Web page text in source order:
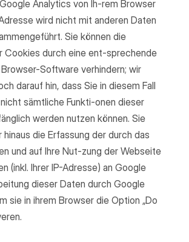
Analytics von Ih-rem Browser
wird nicht mit anderen Daten
Sie können die
Cookies durch eine ent-sprechende
Software verhindern; wir
darauf hin, dass Sie in diesem Fall
sämtliche Funkti-onen dieser
werden nutzen können. Sie
hinaus die Erfassung der durch das
und auf Ihre Nut-zung der Webseite
(inkl. Ihrer IP-Adresse) an Google
dieser Daten durch Google
sie in ihrem Browser die Option „Do